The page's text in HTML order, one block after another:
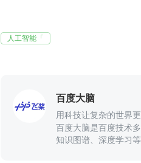
人工智能「
百度大脑
用科技让复杂的世界
百度大脑是百度技术
知识图谱、深度学习